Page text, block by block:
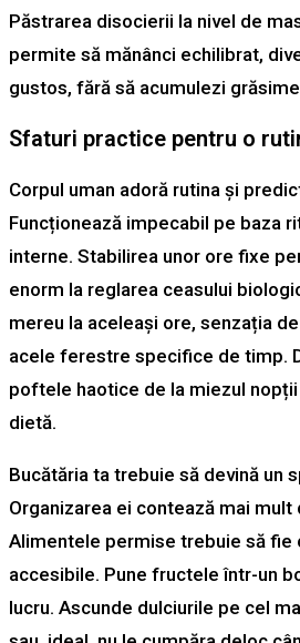
Păstrarea disocierii la nivel de
permite să mănânci echilibrat,
gustos, fără să acumulezi
Sfaturi practice pentru o
Corpul uman adoră rutina și
Funcționează impecabil pe baza
interne. Stabilirea unor ore fixe
enorm la reglarea ceasului
mereu la aceleași ore, senzația
acele ferestre specifice de timp.
poftele haotice de la miezul
dietă.
Bucătăria ta trebuie să devină un
Organizarea ei contează mai mult
Alimentele permise trebuie să fie
accesibile. Pune fructele într-un
lucru. Ascunde dulciurile pe cel